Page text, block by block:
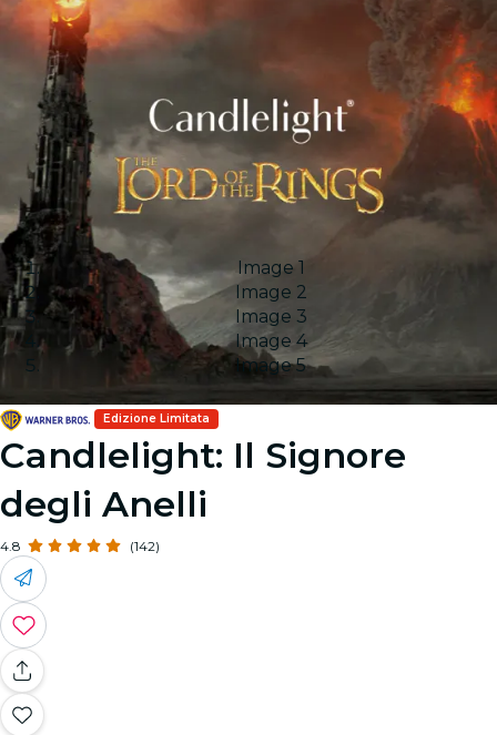
Image 1
Image 2
Image 3
Image 4
Image 5
Edizione Limitata
Candlelight: Il Signore
degli Anelli
4.8 (142)